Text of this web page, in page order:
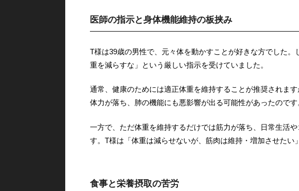
医師の指示と身体機能維持の板挟み
T様は39歳の男性で、元々体を動かすことが好きな方でした
重を減らすな」という厳しい指示を受けていました。
通常、健康のためには適正体重を維持することが推奨されま
体力が落ち、肺の機能にも悪影響が出る可能性があったのです
一方で、ただ体重を維持するだけでは筋力が落ち、日常生活
す。T様は「体重は減らせないが、筋肉は維持・増加させたい
食事と栄養摂取の苦労